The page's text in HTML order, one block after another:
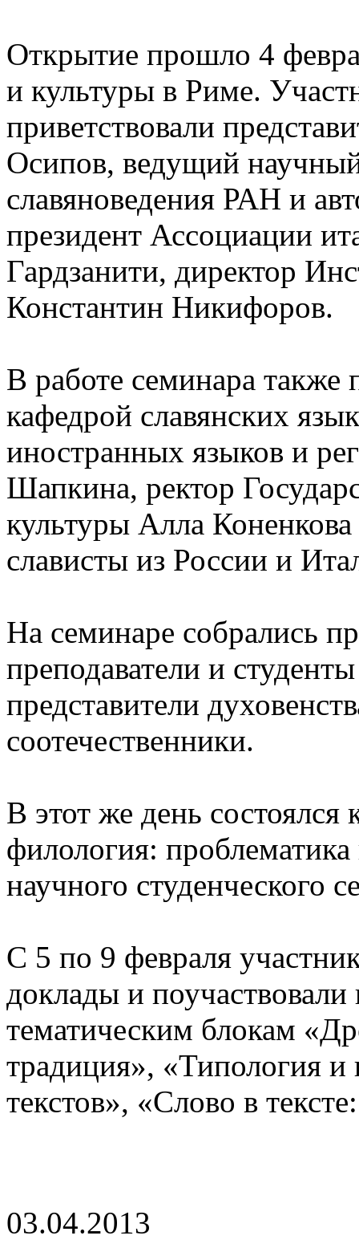
Открытие прошло 4
и культуры в Риме.
приветствовали
Осипов, ведущий
славяноведения РАН и
президент Ассоциации
Гардзанити, директор
Константин Никифоров.
В работе семинара также
кафедрой славянских
иностранных языков и
Шапкина, ректор
культуры Алла
слависты из России и
На семинаре собрались
преподаватели и
представители
соотечественники.
В этот же день состоялся
филология:
научного студенческого
С 5 по 9 февраля
доклады и поучаствовали
тематическим блокам
традиция», «Типология и
текстов», «Слово в
03.04.2013